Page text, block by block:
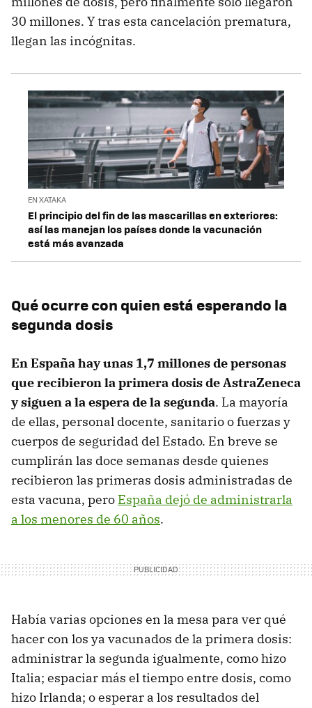
30 millones. Y tras esta cancelación prematura,
llegan las incógnitas.
EN XATAKA
El principio del fin de las mascarillas en exteriores:
así las manejan los países donde la vacunación
está más avanzada
Qué ocurre con quien está esperando la
segunda dosis
En España hay unas 1,7 millones de personas
que recibieron la primera dosis de AstraZeneca
y siguen a la espera de la segunda. La mayoría
de ellas, personal docente, sanitario o fuerzas y
cuerpos de seguridad del Estado. En breve se
cumplirán las doce semanas desde quienes
recibieron las primeras dosis administradas de
esta vacuna, pero España dejó de administrarla
a los menores de 60 años.
Había varias opciones en la mesa para ver qué
hacer con los ya vacunados de la primera dosis:
administrar la segunda igualmente, como hizo
Italia; espaciar más el tiempo entre dosis, como
hizo Irlanda; o esperar a los resultados del